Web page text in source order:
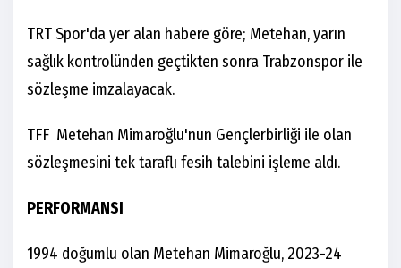
TRT Spor'da yer alan habere göre; Metehan, yarın
sağlık kontrolünden geçtikten sonra Trabzonspor ile
sözleşme imzalayacak.
TFF Metehan Mimaroğlu'nun Gençlerbirliği ile olan
sözleşmesini tek taraflı fesih talebini işleme aldı.
PERFORMANSI
1994 doğumlu olan Metehan Mimaroğlu, 2023-24